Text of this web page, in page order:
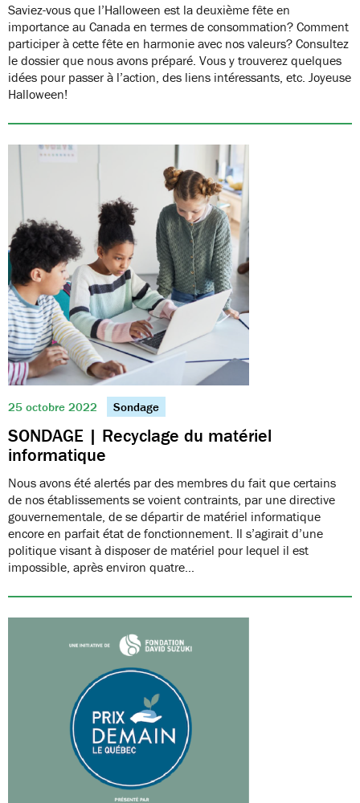
Saviez-vous que l’Halloween est la deuxième fête en
importance au Canada en termes de consommation? Comment
participer à cette fête en harmonie avec nos valeurs? Consultez
le dossier que nous avons préparé. Vous y trouverez quelques
idées pour passer à l’action, des liens intéressants, etc. Joyeuse
Halloween!
25 octobre 2022 Sondage
SONDAGE | Recyclage du matériel
informatique
Nous avons été alertés par des membres du fait que certains
de nos établissements se voient contraints, par une directive
gouvernementale, de se départir de matériel informatique
encore en parfait état de fonctionnement. Il s’agirait d’une
politique visant à disposer de matériel pour lequel il est
impossible, après environ quatre…